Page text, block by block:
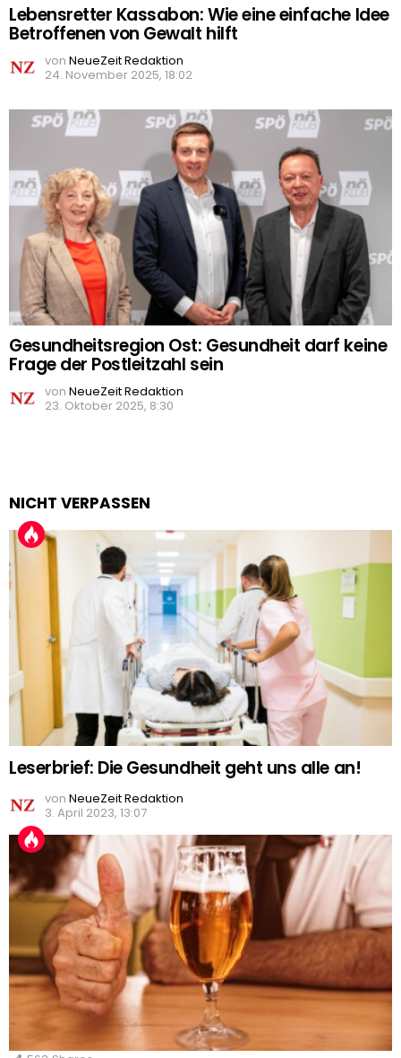
Lebensretter Kassabon: Wie eine einfache Idee
Betroffenen von Gewalt hilft
von NeueZeit Redaktion
24. November 2025, 18:02
Gesundheitsregion Ost: Gesundheit darf keine
Frage der Postleitzahl sein
von NeueZeit Redaktion
23. Oktober 2025, 8:30
NICHT VERPASSEN
Leserbrief: Die Gesundheit geht uns alle an!
von NeueZeit Redaktion
3. April 2023, 13:07